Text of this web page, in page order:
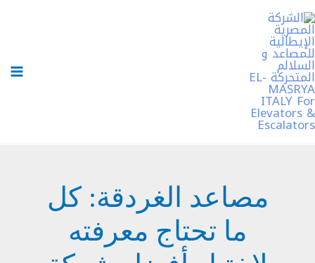
تخطي
إلى
المحتوى
مصاعد الغردقة: كل
ما تحتاج معرفته